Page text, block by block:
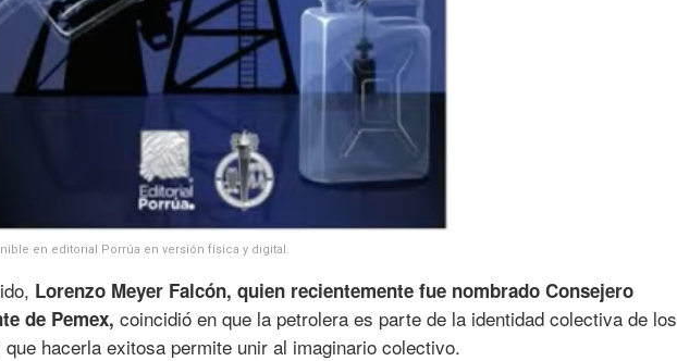
en editorial Porrúa en versión física y digital.
Lorenzo Meyer Falcón, quien recientemente fue nombrado Consejero
de Pemex, coincidió en que la petrolera es parte de la identidad colectiva de los
hacerla exitosa permite unir al imaginario colectivo.